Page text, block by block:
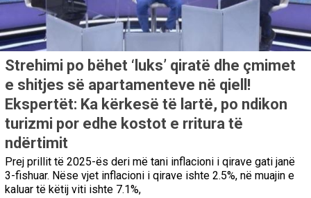
Strehimi po bëhet ‘luks’ qiratë dhe çmimet
e shitjes së apartamenteve në qiell!
Ekspertët: Ka kërkesë të lartë, po ndikon
turizmi por edhe kostot e rritura të
ndërtimit
Prej prillit të 2025-ës deri më tani inflacioni i qirave gati janë
3-fishuar. Nëse vjet inflacioni i qirave ishte 2.5%, në muajin e
kaluar të këtij viti ishte 7.1%,